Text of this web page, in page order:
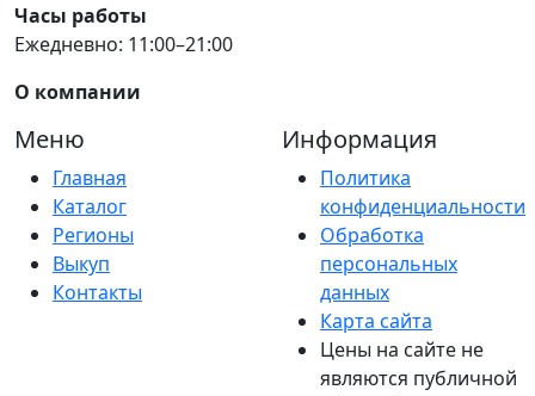
Часы работы
Ежедневно: 11:00–21:00
О компании
Меню
Главная
Каталог
Регионы
Выкуп
Контакты
Информация
Политика
конфиденциальности
Обработка
персональных
данных
Карта сайта
Цены на сайте не
являются публичной